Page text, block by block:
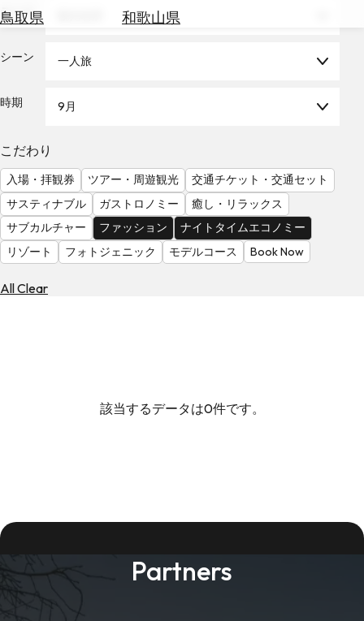
鳥取県
和歌山県
を
を
見
る
テーマ
シーン 一人旅
時期 9月
こだわり
入場・拝観券 ツアー・周遊観光
交通チケット・交通セット
サスティナブル
ガストロノミー
癒し・リラックス
サブカルチャー
ファッション
ナイトタイムエコノミー
リゾート
フォトジェニック モデルコース Book Now
All Clear
該当するデータは0件です。
Partners